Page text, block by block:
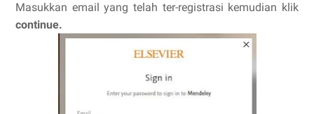
Masukkan email yang telah ter-registrasi kemudian klik
continue.